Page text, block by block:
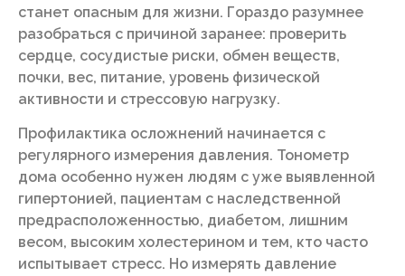
станет опасным для жизни. Гораздо разумнее
разобраться с причиной заранее: проверить
сердце, сосудистые риски, обмен веществ,
почки, вес, питание, уровень физической
активности и стрессовую нагрузку.
Профилактика осложнений начинается с
регулярного измерения давления. Тонометр
дома особенно нужен людям с уже выявленной
гипертонией, пациентам с наследственной
предрасположенностью, диабетом, лишним
весом, высоким холестерином и тем, кто часто
испытывает стресс. Но измерять давление